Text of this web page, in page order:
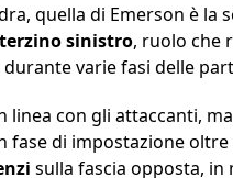
quella di Emerson è la
sinistro, ruolo che
varie fasi delle
linea con gli attaccanti,
di impostazione oltre
sulla fascia opposta, in